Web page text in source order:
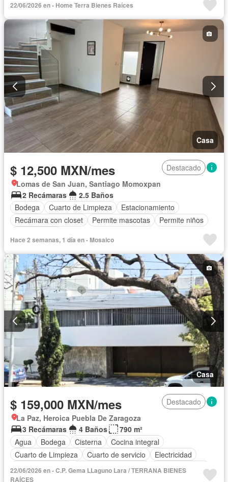
Permite niños
Permite mascotas
22/06/2026 en - Home Terra Bienes Raíces
Casa
$ 12,500 MXN/mes
Destacado
Lomas de San Juan, Santiago Momoxpan
2 Recámaras
2.5 Baños
Bodega
Cuarto de Limpieza
Estacionamiento
Recámara con closet
Permite mascotas
Permite niños
Hace 2 semanas, 1 día en - Mosaico
Casa
$ 159,000 MXN/mes
Destacado
La Paz, Heroica Puebla De Zaragoza
3 Recámaras
4 Baños
790 m²
Agua
Bodega Cisterna
Cocina integral
Cuarto de Limpieza
Cuarto de servicio
Electricidad
Estacionamiento
Recámara con closet
Sala polivalente
Sin amueblar
22/06/2026 en - C.P. Gema LLaguno Lara / TERRANA BIENES
RAÍCES